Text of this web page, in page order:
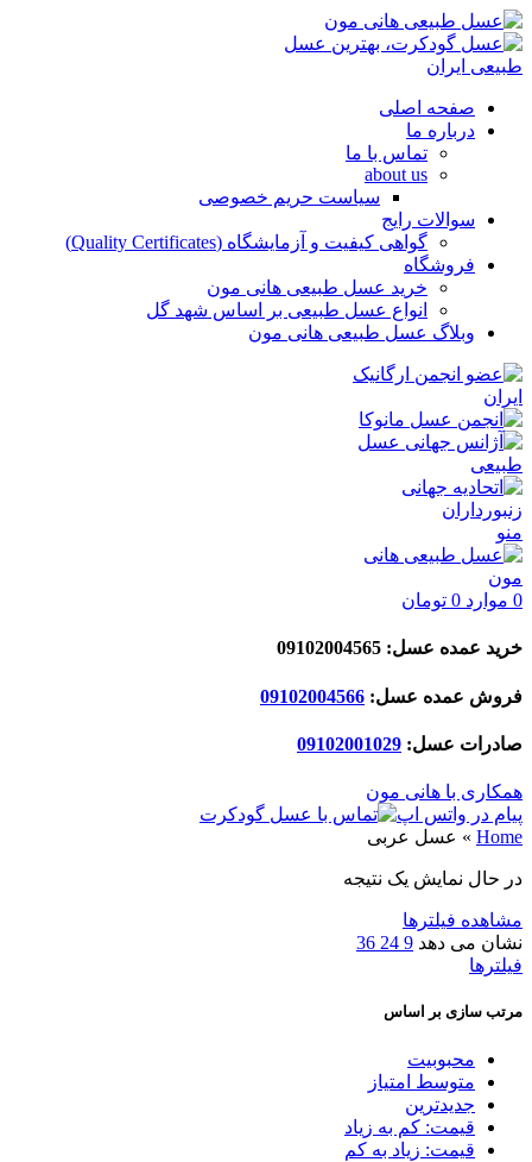
صفحه اصلی
درباره ما
تماس با ما
about us
سیاست حریم خصوصی
سوالات رایج
گواهی کیفیت و آزمایشگاه (Quality Certificates)
فروشگاه
خرید عسل طبیعی هانی مون
انواع عسل طبیعی بر اساس شهد گل
وبلاگ عسل طبیعی هانی مون
منو
0 موارد 0 تومان
خرید عمده عسل: 09102004565
فروش عمده عسل: 09102004566
صادرات عسل: 09102001029
همکاری با هانی مون
پیام در واتس اپ
Home
» عسل عربی
در حال نمایش یک نتیجه
مشاهده فیلترها
نشان می دهد 9
24
36
فیلترها
مرتب سازی بر اساس
محبوبیت
متوسط امتیاز
جدیدترین
قیمت: کم به زیاد
قیمت: زیاد به کم